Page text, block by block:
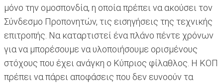
μόνο την ομοσπονδία, η οποία πρέπει να ακούσει τον
Σύνδεσμο Προπονητών, τις εισηγήσεις της τεχνικής
επιτροπής. Να καταρτιστεί ένα πλάνο πέντε χρόνων
για να μπορέσουμε να υλοποιήσουμε ορισμένους
στόχους που έχει ανάγκη ο Κύπριος φίλαθλος. Η ΚΟΠ
πρέπει να πάρει αποφάσεις που δεν ευνοούν τα